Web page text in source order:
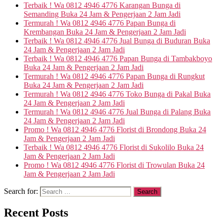
Terbaik ! Wa 0812 4946 4776 Karangan Bunga di
Semanding Buka 24 Jam & Pengerjaan 2 Jam Jadi
Termurah ! Wa 0812 4946 4776 Papan Bunga di
Krembangan Buka 24 Jam & Pengerjaan 2 Jam Jadi
Terbaik ! Wa 0812 4946 4776 Jual Bunga di Buduran Buka
24 Jam & Pengerjaan 2 Jam Jadi
Terbaik ! Wa 0812 4946 4776 Papan Bunga di Tambakboyo
Buka 24 Jam & Pengerjaan 2 Jam Jadi
Termurah ! Wa 0812 4946 4776 Papan Bunga di Rungkut
Buka 24 Jam & Pengerjaan 2 Jam Jadi
Termurah ! Wa 0812 4946 4776 Toko Bunga di Pakal Buka
24 Jam & Pengerjaan 2 Jam Jadi
Termurah ! Wa 0812 4946 4776 Jual Bunga di Palang Buka
24 Jam & Pengerjaan 2 Jam Jadi
Promo ! Wa 0812 4946 4776 Florist di Brondong Buka 24
Jam & Pengerjaan 2 Jam Jadi
Terbaik ! Wa 0812 4946 4776 Florist di Sukolilo Buka 24
Jam & Pengerjaan 2 Jam Jadi
Promo ! Wa 0812 4946 4776 Florist di Trowulan Buka 24
Jam & Pengerjaan 2 Jam Jadi
Search for:
Recent Posts